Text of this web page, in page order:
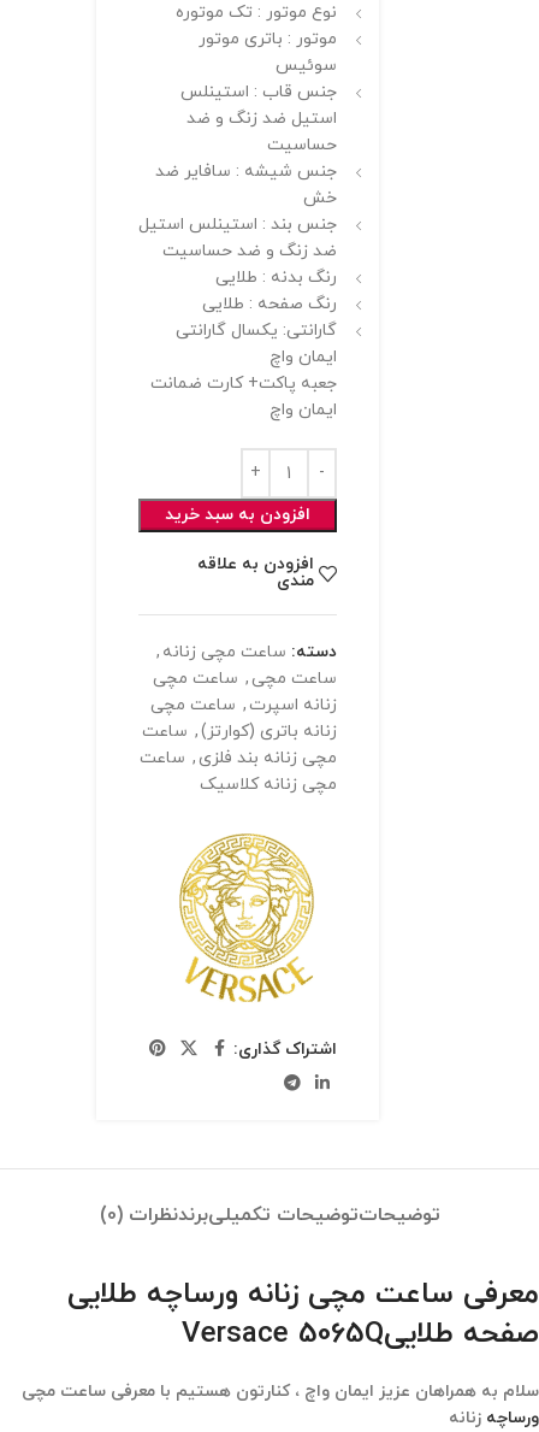
نوع موتور : تک موتوره
موتور : باتری موتور
سوئیس
جنس قاب : استینلس
استیل ضد زنگ و ضد
حساسیت
جنس شیشه : سافایر ضد
خش
جنس بند : استینلس استیل
ضد زنگ و ضد حساسیت
رنگ بدنه : طلایی
رنگ صفحه : طلایی
گارانتی: یکسال گارانتی
ایمان واچ
جعبه پاکت+ کارت ضمانت
ایمان واچ
افزودن به سبد خرید
افزودن به علاقه
مندی
دسته: ساعت مچی زنانه ,
ساعت مچی , ساعت مچی
زنانه اسپرت , ساعت مچی
زنانه باتری (کوارتز), ساعت
مچی زنانه بند فلزی , ساعت
مچی زنانه کلاسیک
اشتراک گذاری:
توضیحاتتوضیحات تکمیلیبرندنظرات (0)
معرفی ساعت مچی زنانه ورساچه طلایی
صفحه طلاییVersace 5065Q
سلام به همراهان عزیز ایمان واچ ، کنارتون هستیم با معرفی ساعت مچی
ورساچه زنانه